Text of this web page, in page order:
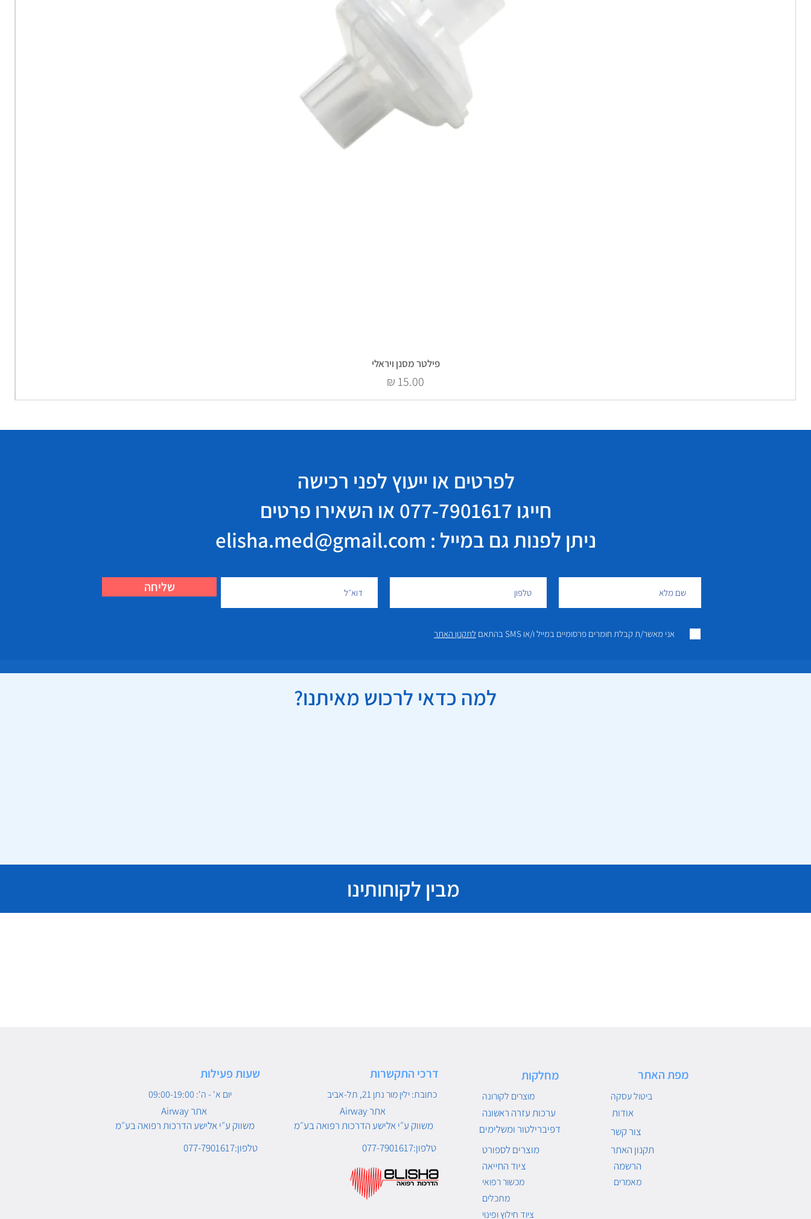
פילטר מסנן ויראלי
מחיר
לפרטים או ייעוץ לפני רכישה
חייגו 077-7901617 או השאירו פרטים
ניתן לפנות גם במייל : elisha.med@gmail.com
שליחה
אני מאשר/ת קבלת חומרים פרסומיים במייל ו/או SMS בהתאם לתקנון האתר
למה כדאי לרכוש מאיתנו?
מבין לקוחותינו
שעות פעילות
יום א' - ה': 09:00-19:00
Airway אתר
משווק ע״י אלישע הדרכות רפואה בע״מ
טלפון:077-7901617
דרכי התקשרות
כתובת: ילין מור נתן 21, תל-אביב
Airway אתר
משווק ע״י אלישע הדרכות רפואה בע״מ
טלפון:077-7901617
מחלקות
מוצרים לקורונה
ערכות עזרה ראשונה
דפיברילטור ומשלימים
מוצרים לספורט
ציוד החייאה
מכשור רפואי
מתכלים
ציוד חילוץ ופינוי
מפת האתר
ביטול עסקה
אודות
צור קשר
תקנון האתר
הרשמה
מאמרים